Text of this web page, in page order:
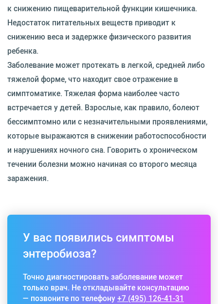
к снижению пищеварительной функции кишечника.
Недостаток питательных веществ приводит к
снижению веса и задержке физического развития
ребенка.
Заболевание может протекать в легкой, средней либо
тяжелой форме, что находит свое отражение в
симптоматике. Тяжелая форма наиболее часто
встречается у детей. Взрослые, как правило, болеют
бессимптомно или с незначительными проявлениями,
которые выражаются в снижении работоспособности
и нарушениях ночного сна. Говорить о хроническом
течении болезни можно начиная со второго месяца
заражения.
У вас появились симптомы
энтеробиоза?
Точно диагностировать заболевание может
только врач. Не откладывайте консультацию
— позвоните по телефону+7 (495) 126-41-31